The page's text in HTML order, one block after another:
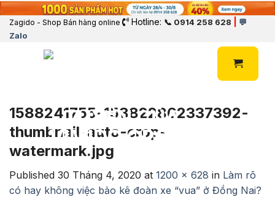
Zagido - Shop Bán hàng online Hotline: 📞 0914 258 628
💬
Zalo
1588241755-158822862337392-
thumbnail-auto-crop-
watermark.jpg
Published 30 Tháng 4, 2020 at 1200 × 628 in Làm rõ
có hay không việc bảo kê đoàn xe “vua” ở Đồng Nai?